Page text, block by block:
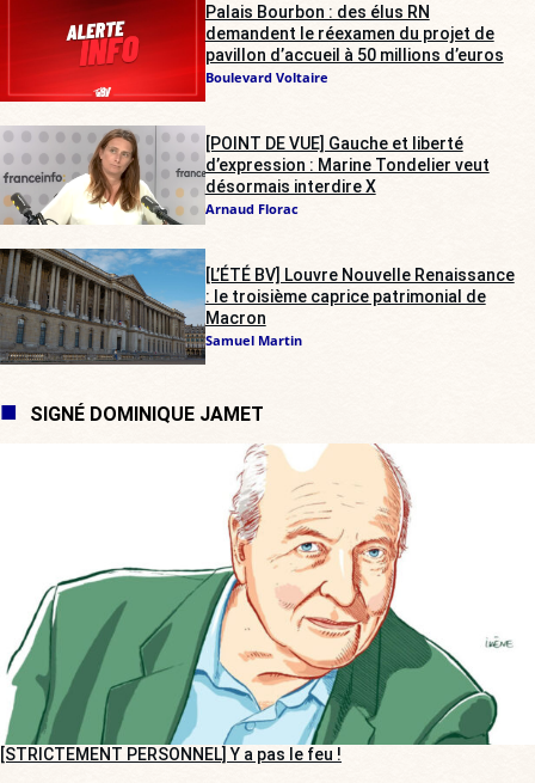
Palais Bourbon : des élus RN
demandent le réexamen du projet de
pavillon d’accueil à 50 millions d’euros
Boulevard Voltaire
[POINT DE VUE] Gauche et liberté
d’expression : Marine Tondelier veut
désormais interdire X
Arnaud Florac
[L’ÉTÉ BV] Louvre Nouvelle Renaissance
: le troisième caprice patrimonial de
Macron
Samuel Martin
SIGNÉ DOMINIQUE JAMET
[STRICTEMENT PERSONNEL] Y a pas le feu !